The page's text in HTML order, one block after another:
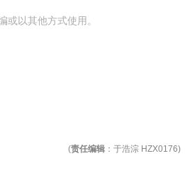
或以其他方式使用。
(责任编辑 ：于浩淙 HZX0176)